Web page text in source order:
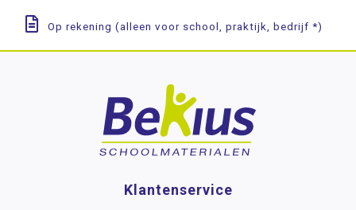
Op rekening (alleen voor school, praktijk, bedrijf *)
Klantenservice